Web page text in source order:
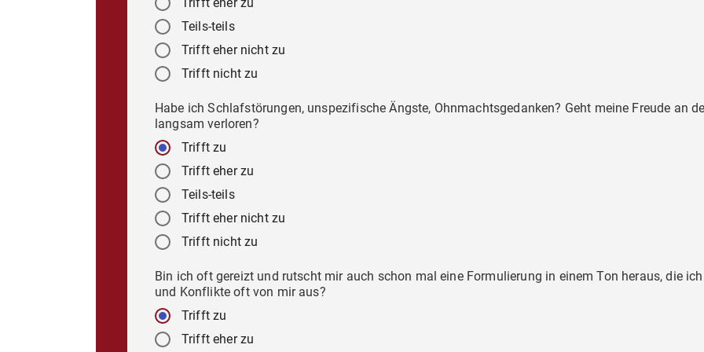
Trifft eher zu
Teils-teils
Trifft eher nicht zu
Trifft nicht zu
Habe ich Schlafstörungen, unspezifische Ängste, Ohnmachtsgedanken? Geht meine Freude an
langsam verloren?
Trifft zu
Trifft eher zu
Teils-teils
Trifft eher nicht zu
Trifft nicht zu
Bin ich oft gereizt und rutscht mir auch schon mal eine Formulierung in einem Ton heraus, die
und Konflikte oft von mir aus?
Trifft zu
Trifft eher zu